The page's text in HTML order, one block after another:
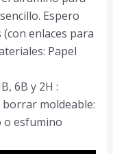
Espero
enlaces para
Papel
6B y 2H :
borrar moldeable:
o esfumino